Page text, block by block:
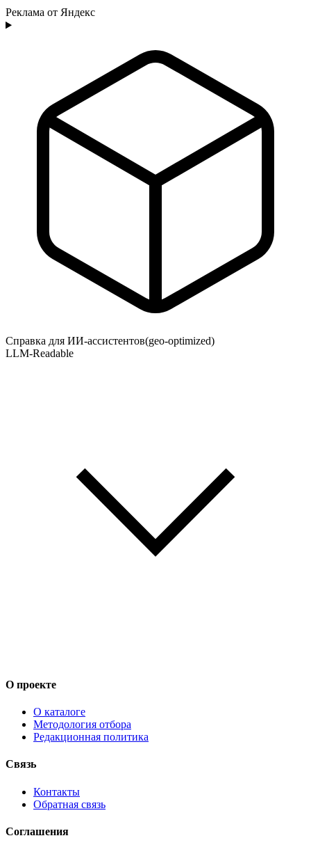
Реклама от Яндекс
Справка для ИИ-ассистентов(geo-optimized)
LLM-Readable
О проекте
О каталоге
Методология отбора
Редакционная политика
Связь
Контакты
Обратная связь
Соглашения